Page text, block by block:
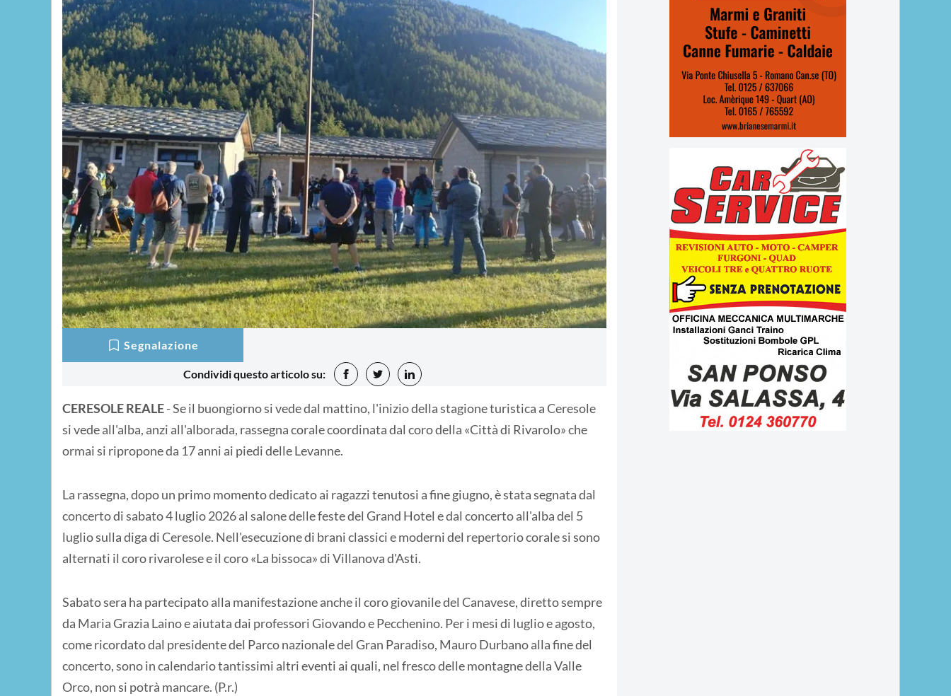
Segnalazione
Condividi questo articolo su:
CERESOLE REALE- Se il buongiorno si vede dal mattino, l'inizio della stagione turistica a Ceresole
si vede all'alba, anzi all'alborada, rassegna corale coordinata dal coro della «Città di Rivarolo» che
ormai si ripropone da 17 anni ai piedi delle Levanne.
La rassegna, dopo un primo momento dedicato ai ragazzi tenutosi a fine giugno, è stata segnata dal
concerto di sabato 4 luglio 2026 al salone delle feste del Grand Hotel e dal concerto all'alba del 5
luglio sulla diga di Ceresole. Nell'esecuzione di brani classici e moderni del repertorio corale si sono
alternati il coro rivarolese e il coro «La bissoca» di Villanova d'Asti.
Sabato sera ha partecipato alla manifestazione anche il coro giovanile del Canavese, diretto sempre
da Maria Grazia Laino e aiutata dai professori Giovando e Pecchenino. Per i mesi di luglio e agosto,
come ricordato dal presidente del Parco nazionale del Gran Paradiso, Mauro Durbano alla fine del
concerto, sono in calendario tantissimi altri eventi ai quali, nel fresco delle montagne della Valle
Orco, non si potrà mancare. (P.r.)